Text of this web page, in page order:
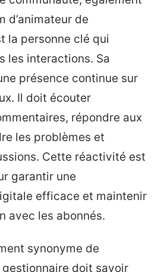
d’animateur de
la personne clé qui
les interactions. Sa
présence continue sur
Il doit écouter
répondre aux
les problèmes et
Cette réactivité est
garantir une
efficace et maintenir
avec les abonnés.
synonyme de
doit savoir